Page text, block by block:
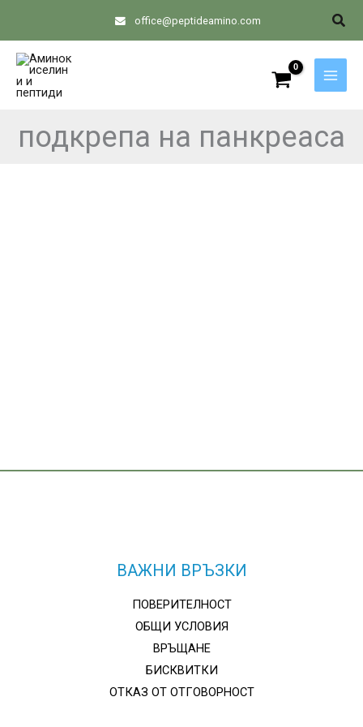
content
office@peptideamino.com
подкрепа на панкреаса
ВАЖНИ ВРЪЗКИ
ПОВЕРИТЕЛНОСТ
ОБЩИ УСЛОВИЯ
ВРЪЩАНЕ
БИСКВИТКИ
ОТКАЗ ОТ ОТГОВОРНОСТ